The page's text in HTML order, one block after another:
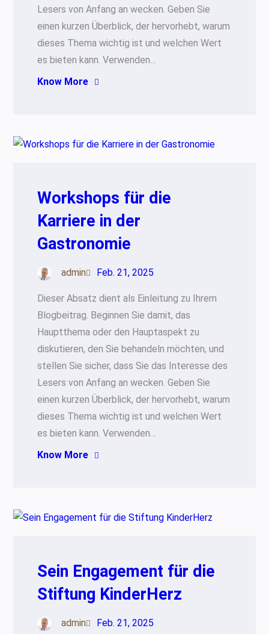
Lesers von Anfang an wecken. Geben Sie
einen kurzen Überblick, der hervorhebt, warum
dieses Thema wichtig ist und welchen Wert
es bieten kann. Verwenden…
Know More
Workshops für die
Karriere in der
Gastronomie
admin Feb. 21, 2025
Dieser Absatz dient als Einleitung zu Ihrem
Blogbeitrag. Beginnen Sie damit, das
Hauptthema oder den Hauptaspekt zu
diskutieren, den Sie behandeln möchten, und
stellen Sie sicher, dass Sie das Interesse des
Lesers von Anfang an wecken. Geben Sie
einen kurzen Überblick, der hervorhebt, warum
dieses Thema wichtig ist und welchen Wert
es bieten kann. Verwenden…
Know More
Sein Engagement für die
Stiftung KinderHerz
admin Feb. 21, 2025